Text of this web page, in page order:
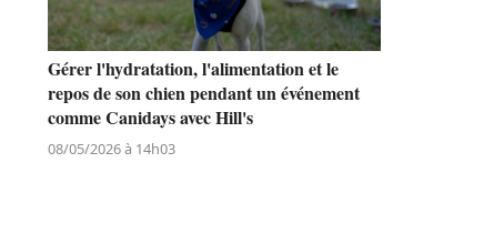
Gérer l'hydratation, l'alimentation et le
repos de son chien pendant un événement
comme Canidays avec Hill's
08/05/2026 à 14h03